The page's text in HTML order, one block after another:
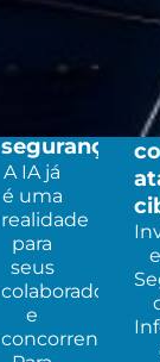
segurança​
A IA já
é uma
realidade
para
seus
colaboradores
e
concorrentes.